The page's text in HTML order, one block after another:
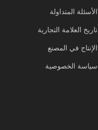
الأسئلة المتداولة
تاريخ العلامة التجارية
الإنتاج في المصنع
سياسة الخصوصية